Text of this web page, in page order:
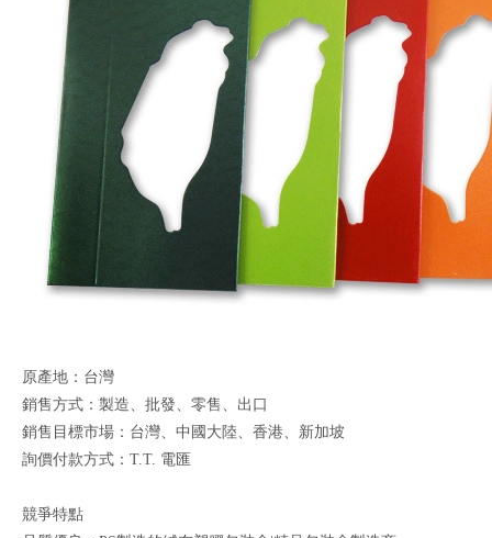
原產地：台灣
銷售方式：製造、批發、零售、出口
銷售目標市場：台灣、中國大陸、香港、新加坡
詢價付款方式：T.T. 電匯
競爭特點